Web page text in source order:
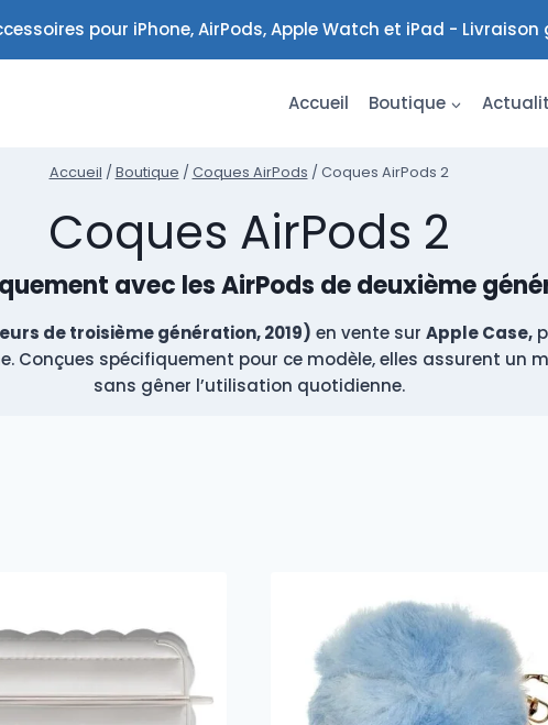
pour iPhone, AirPods, Apple Watch et iPad -
Accueil Boutique
Accueil / Boutique / Coques AirPods / Coques AirPods 2
Coques AirPods 2
avec les AirPods de deuxième
de troisième génération, 2019) en vente sur Apple Case,
Conçues spécifiquement pour ce modèle, elles assurent
sans gêner l’utilisation quotidienne.